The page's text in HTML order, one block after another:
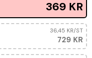
369 KR
729 KR
36,45 KR/ST